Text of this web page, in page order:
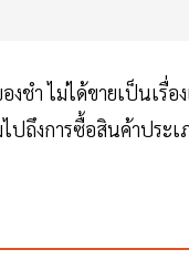
ชำ ไม่ได้ขายเป็นเรื่
ถึงการซื้อสินค้าประ